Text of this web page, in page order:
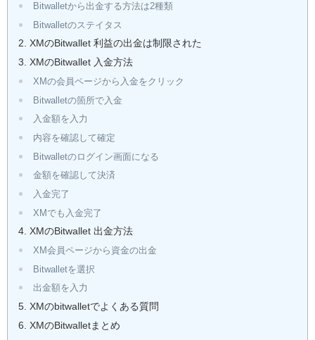
Bitwalletから出金する方法は2種類
Bitwalletのステイタス
XMのBitwallet 利益の出金は制限された
XMのBitwallet 入金方法
XMの会員ページから入金をクリック
Bitwalletの箇所で入金
入金額を入力
内容を確認して確定
Bitwalletのログイン画面になる
金額を確認して決済
入金完了
XMでも入金完了
XMのBitwallet 出金方法
XM会員ページから資金の出金
Bitwalletを選択
出金額を入力
XMのbitwalletでよくある質問
XMのBitwalletまとめ